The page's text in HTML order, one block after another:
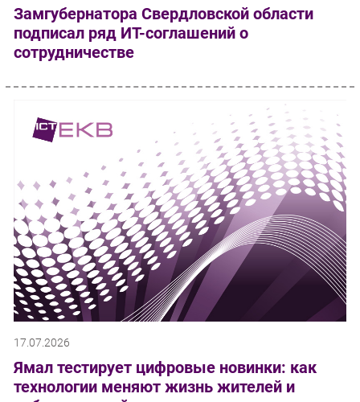
Замгубернатора Свердловской области
подписал ряд ИТ-соглашений о
сотрудничестве
17.07.2026
Ямал тестирует цифровые новинки: как
технологии меняют жизнь жителей и